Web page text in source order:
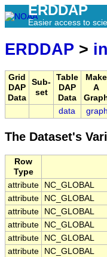
ERDDAP
Easier access to
ERDDAP >
Grid
DAP
Data
Sub-
set
Table
DAP
Data
Make
A
data
graph
The Dataset's
Row
Type
attribute
NC_GLOBAL
attribute
NC_GLOBAL
attribute
NC_GLOBAL
attribute
NC_GLOBAL
attribute
NC_GLOBAL
attribute
NC_GLOBAL